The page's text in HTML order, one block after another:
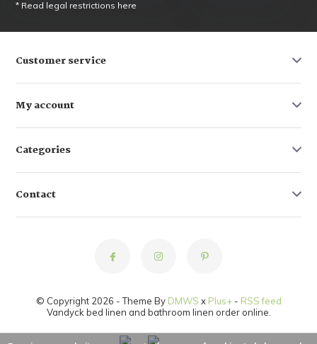
* Read legal restrictions here
Customer service
My account
Categories
Contact
© Copyright 2026 - Theme By DMWS x Plus+- RSS feed
Vandyck bed linen and bathroom linen order online.